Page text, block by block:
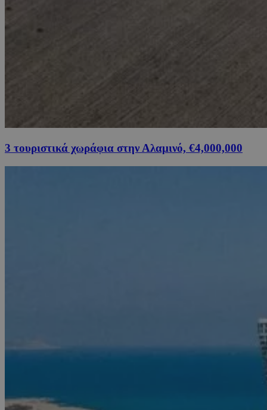
3 τουριστικά χωράφια στην Αλαμινό, €4,000,000